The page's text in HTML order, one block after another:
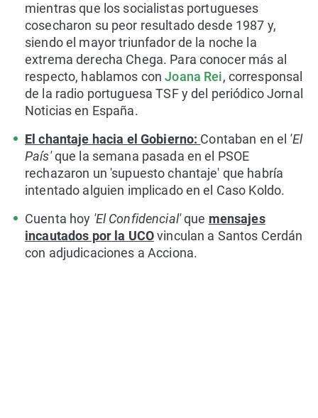
mientras que los socialistas portugueses
cosecharon su peor resultado desde 1987 y,
siendo el mayor triunfador de la noche la
extrema derecha Chega. Para conocer más al
respecto, hablamos conJoana Rei, corresponsal
de la radio portuguesa TSF y del periódico Jornal
Noticias en España.
El chantaje hacia el Gobierno: Contaban en el 'El
País'que la semana pasada en el PSOE
rechazaron un 'supuesto chantaje' que habría
intentado alguien implicado en el Caso Koldo.
Cuenta hoy 'El Confidencial'que mensajes
incautados por la UCOvinculan a Santos Cerdán
con adjudicaciones a Acciona.